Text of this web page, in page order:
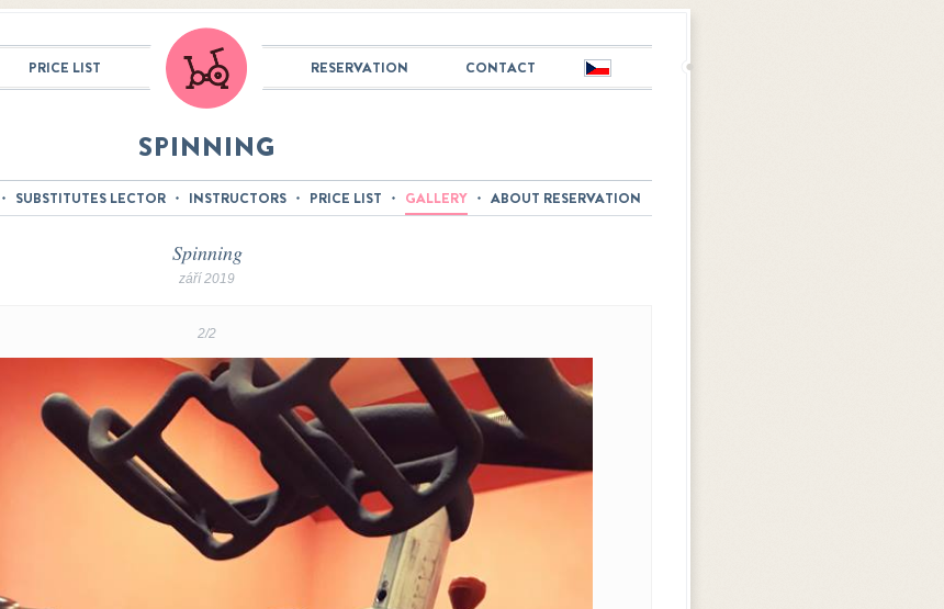
PRICE LIST RESERVATION CONTACT
Česky
SPINNING
SUBSTITUTES LECTOR INSTRUCTORS PRICE LIST GALLERY ABOUT RESERVATION
Spinning
září 2019
2/2